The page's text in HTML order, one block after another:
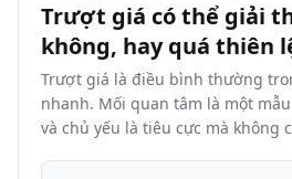
Trượt giá có thể giải
không, hay quá thiên
Trượt giá là điều bình thường
nhanh. Mối quan tâm là một
và chủ yếu là tiêu cực mà không